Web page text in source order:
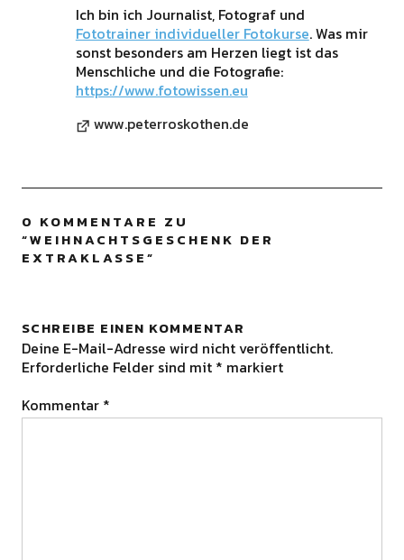
Ich bin ich Journalist, Fotograf und
Fototrainer individueller Fotokurse. Was mir
sonst besonders am Herzen liegt ist das
Menschliche und die Fotografie:
https://www.fotowissen.eu
www.peterroskothen.de
0 KOMMENTARE ZU
“WEIHNACHTSGESCHENK DER
EXTRAKLASSE”
SCHREIBE EINEN KOMMENTAR
Deine E-Mail-Adresse wird nicht veröffentlicht.
Erforderliche Felder sind mit * markiert
Kommentar *